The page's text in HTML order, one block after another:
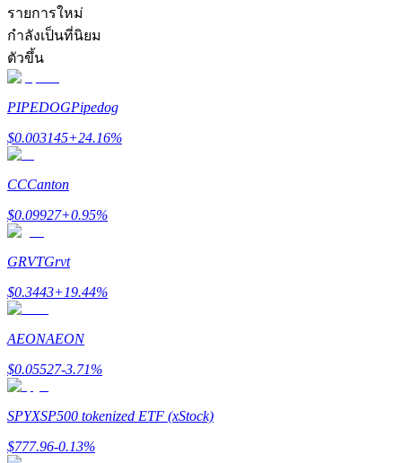
พาวเวอร์พิกกี้
การปักหลัก
รายการใหม่
กำลังเป็นที่นิยม
ตัวขึ้น
PIPEDOGPipedog
$0.003145+24.16%
CCCanton
$0.09927+0.95%
GRVTGrvt
$0.3443+19.44%
AEONAEON
$0.05527-3.71%
SPYXSP500 tokenized ETF (xStock)
$777.96-0.13%